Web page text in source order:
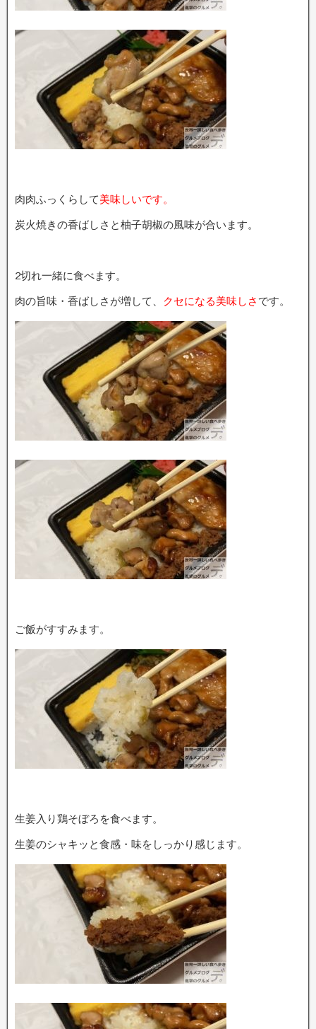
肉肉ふっくらして美味しいです。
炭火焼きの香ばしさと柚子胡椒の風味が合います。
2切れ一緒に食べます。
肉の旨味・香ばしさが増して、 クセになる美味しさ です。
ご飯がすすみます。
生姜入り鶏そぼろを食べます。
生姜のシャキッと食感・味をしっかり感じます。